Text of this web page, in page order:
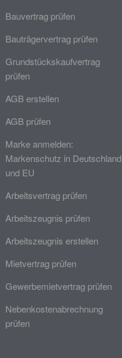
Bauvertrag prüfen
Bauträgervertrag prüfen
Grundstückskaufvertrag
prüfen
AGB erstellen
AGB prüfen
Marke anmelden:
Markenschutz in Deutschland
und EU
Arbeitsvertrag prüfen
Arbeitszeugnis prüfen
Arbeitszeugnis erstellen
Mietvertrag prüfen
Gewerbemietvertrag prüfen
Nebenkostenabrechnung
prüfen